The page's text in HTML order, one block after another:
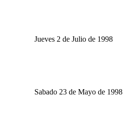
Jueves 2 de Julio de 1998
Sabado 23 de Mayo de 1998